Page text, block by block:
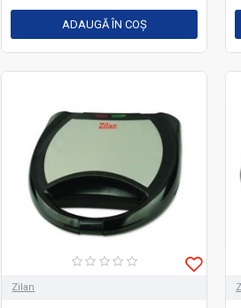
ADAUGĂ ÎN COŞ
Zilan